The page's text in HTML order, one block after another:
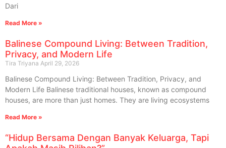
Dari
Read More »
Balinese Compound Living: Between Tradition,
Privacy, and Modern Life
Tira Triyana April 29, 2026
Balinese Compound Living: Between Tradition, Privacy, and
Modern Life Balinese traditional houses, known as compound
houses, are more than just homes. They are living ecosystems
Read More »
“Hidup Bersama Dengan Banyak Keluarga, Tapi